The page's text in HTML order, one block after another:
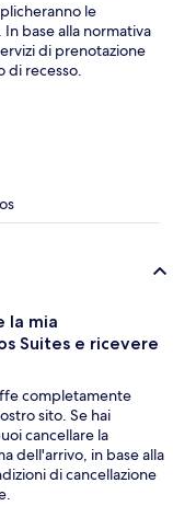
le
base alla normativa
di prenotazione
di recesso.
la mia
Suites e ricevere
completamente
sito. Se hai
cancellare la
dell'arrivo, in base alla
di cancellazione